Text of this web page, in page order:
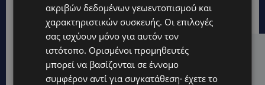
Hot this week
UPDATES
ακριβών δεδομένων γεωεντοπισμού και
χαρακτηριστικών συσκευής. Οι επιλογές
σας ισχύουν μόνο για αυτόν τον
ιστότοπο. Ορισμένοι προμηθευτές
μπορεί να βασίζονται σε έννομο
συμφέρον αντί για συγκατάθεση· έχετε το